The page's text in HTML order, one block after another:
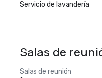
Servicio de lavandería
Salas de
Salas de reunión